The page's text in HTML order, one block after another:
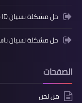
حل مشكلة نسيان Apple ID
حل مشكلة نسيان
الصفحات
من نحن